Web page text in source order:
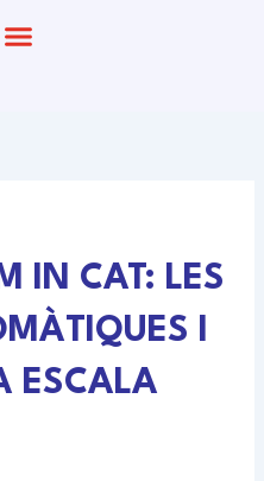
IN CAT: LES
I
ESCALA